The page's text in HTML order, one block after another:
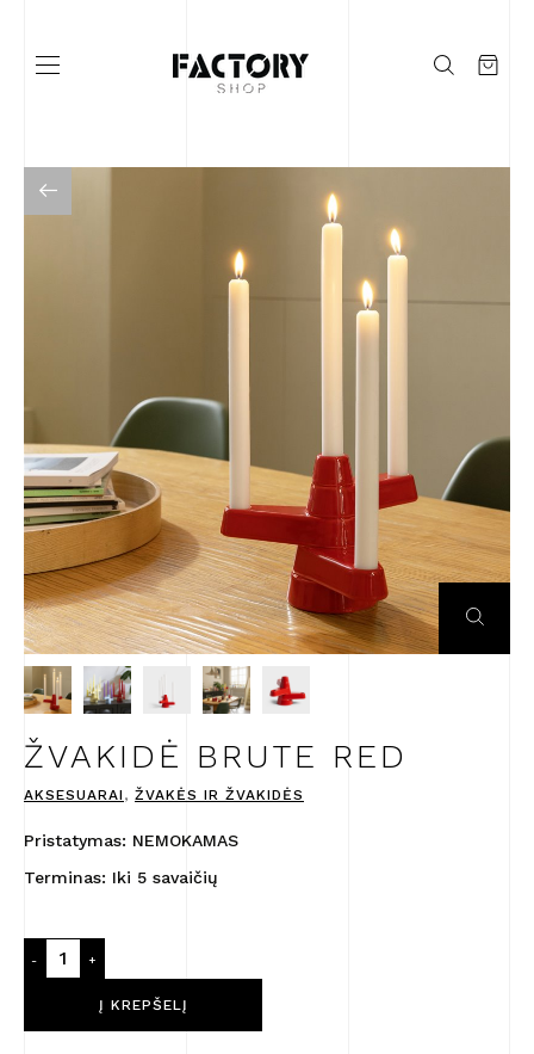
Į KATALOGĄ
ŽVAKIDĖ BRUTE RED
AKSESUARAI , ŽVAKĖS IR ŽVAKIDĖS
Pristatymas: NEMOKAMAS
Terminas: Iki 5 savaičių
-
kiekis:
Red
+
Į KREPŠELĮ